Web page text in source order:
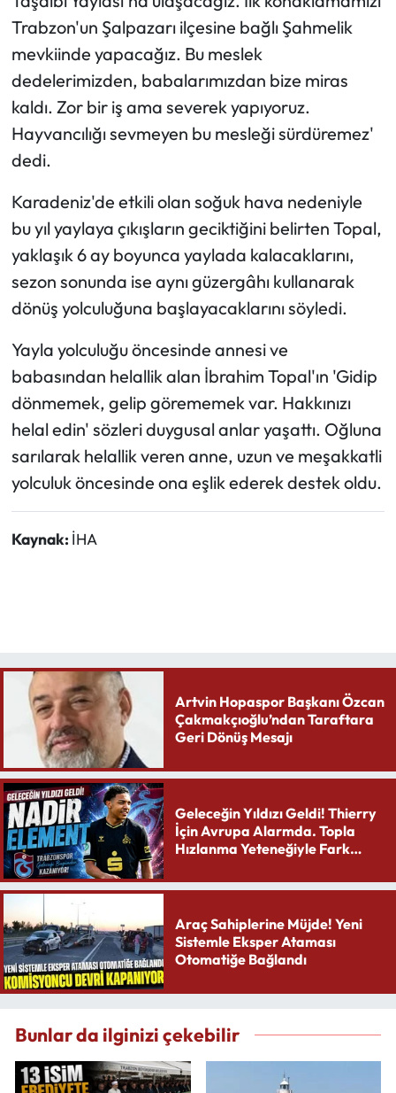
Trabzon'un Şalpazarı ilçesine bağlı Şahmelik
mevkiinde yapacağız. Bu meslek
dedelerimizden, babalarımızdan bize miras
kaldı. Zor bir iş ama severek yapıyoruz.
Hayvancılığı sevmeyen bu mesleği sürdüremez'
dedi.
Karadeniz'de etkili olan soğuk hava nedeniyle
bu yıl yaylaya çıkışların geciktiğini belirten Topal,
yaklaşık 6 ay boyunca yaylada kalacaklarını,
sezon sonunda ise aynı güzergâhı kullanarak
dönüş yolculuğuna başlayacaklarını söyledi.
Yayla yolculuğu öncesinde annesi ve
babasından helallik alan İbrahim Topal'ın 'Gidip
dönmemek, gelip görememek var. Hakkınızı
helal edin' sözleri duygusal anlar yaşattı. Oğluna
sarılarak helallik veren anne, uzun ve meşakkatli
yolculuk öncesinde ona eşlik ederek destek oldu.
Kaynak: İHA
Artvin Hopaspor Başkanı Özcan
Çakmakçıoğlu’ndan Taraftara
Geri Dönüş Mesajı
Geleceğin Yıldızı Geldi! Thierry
İçin Avrupa Alarmda. Topla
Hızlanma Yeteneğiyle Fark
Araç Sahiplerine Müjde! Yeni
Sistemle Eksper Ataması
Otomatiğe Bağlandı
Bunlar da ilginizi çekebilir